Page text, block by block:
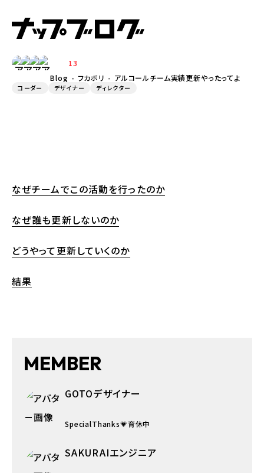
Blog フカボリ アルコールチーム実績更新やったってよ
てよ
13
コーダー デザイナー ディレクター
なぜチームでこの活動を行ったのか
なぜ誰も更新しないのか
どうやって更新していくのか
結果
MEMBER
GOTOデザイナー
SpecialThanks💗育休中
SAKURAIエンジニア